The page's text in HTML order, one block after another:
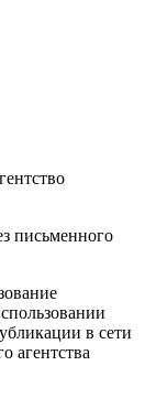
письменного
в сети
агентства